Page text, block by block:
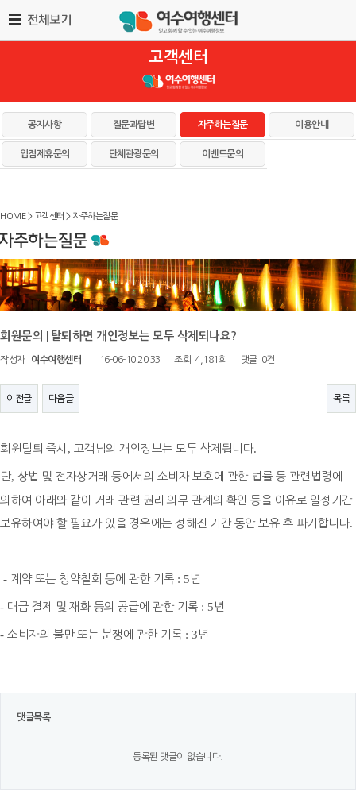
고객센터
공지사항 질문과답변 자주하는질문 이용안내
입점제휴문의 단체관광문의 이벤트문의
HOME > 고객센터 > 자주하는질문
회원문의 | 탈퇴하면 개인정보는 모두 삭제되나요?
작성자 여수여행센터 16-06-10 20:33 조회 4,181회 댓글 0건
이전글 다음글 목록
회원탈퇴 즉시 , 고객님의 개인정보는 모두 삭제됩니다.
단, 상법 및 전자상거래 등에서의 소비자 보호에 관한 법률 등 관련법령에
의하여 아래와 같이 거래 관련 권리 의무 관계의 확인 등을 이유로 일정기간
보유하여야 할 필요가 있을 경우에는 정해진 기간 동안 보유 후 파기합니다.
- 계약 또는 청약철회 등에 관한 기록 : 5 년
- 대금 결제 및 재화 등의 공급에 관한 기록 : 5 년
- 소비자의 불만 또는 분쟁에 관한 기록 : 3 년
댓글목록
등록된 댓글이 없습니다.